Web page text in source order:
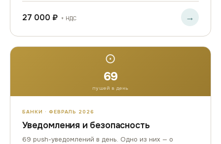
27 000 ₽ + НДС →
⊙
69
пушей в день
БАНКИ · ФЕВРАЛЬ 2026
Уведомления и безопасность
69 push-уведомлений в день. Одно из них — о